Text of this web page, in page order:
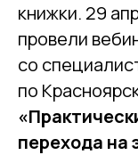
книжки. 29
провели
со
по
перехода на